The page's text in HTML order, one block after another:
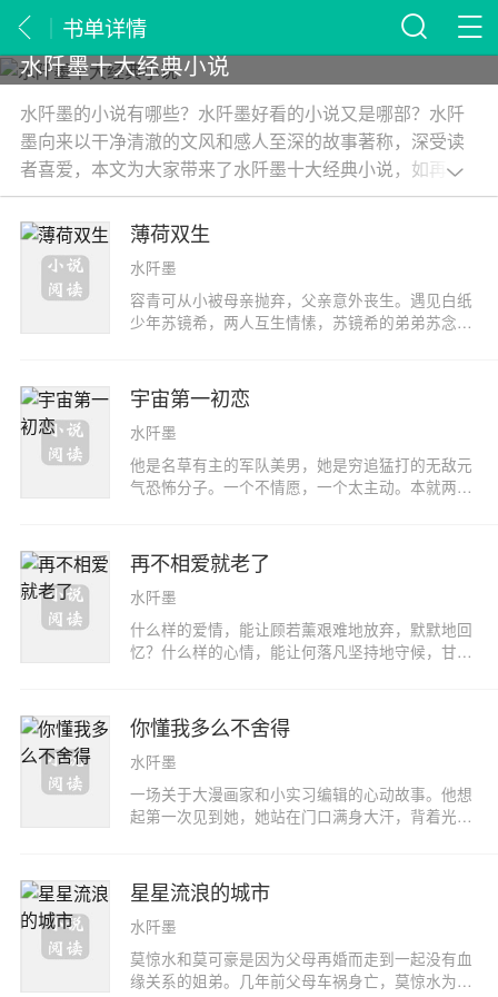
书单详情
水阡墨十大经典小说
水阡墨的小说有哪些？水阡墨好看的小说又是哪部？水阡
墨向来以干净清澈的文风和感人至深的故事著称，深受读
者喜爱，本文为大家带来了水阡墨十大经典小说，如再不
相爱就老了、我的奇妙男友、不配等等，这份水阡墨小说
推荐中你看过的小说有哪些呢？
薄荷双生
水阡墨
容青可从小被母亲抛弃，父亲意外丧生。遇见白纸
少年苏镜希，两人互生情愫，苏镜希的弟弟苏念喜
友陶林织也彻底的背叛……其实我不太会说故事，
也不太会用文字很好地表达自己。我不知道这么
说，会不会被人认为是在装模作样，而墨小兔会不
会后悔把这么重要的序言交给一个文字水平不太高
的人写——哇咔咔，后悔也来不及了！墨小兔喜欢
的文章类型和我喜欢的很像，比如我们都记得很久
扎着走下去的属于少年的夏天。不过以美好的少年
和压抑的少女为起点，墨小兔已经开始走向更远的
地方了。
宇宙第一初恋
水阡墨
他是名草有主的军队美男，她是穷追猛打的无敌元
气恐怖分子。一个不情愿，一个太主动。本就两不
挖开他那千年铜铸臭硬大墙角。他问，是我运气太
好了？她笑，是你太倒霉。他束手就擒，她满载而
归。
再不相爱就老了
水阡墨
什么样的爱情，能让顾若薰艰难地放弃，默默地回
忆？什么样的心情，能让何落凡坚持地守候，甘心
不想不问不提及，偶尔一次跳出来，心还是会一
紧， 那些拥有过的、感动过的曾经，真的再也找不
回了吗？
你懂我多么不舍得
水阡墨
一场关于大漫画家和小实习编辑的心动故事。他想
起第一次见到她，她站在门口满身大汗，背着光，
他微笑。你情我愿，那便是爱情最初的模样了。如
果一切停留在最初，那该有多好……原来以为白薯
是赶画稿赶得发神经，随便来扯皮的。她的消息确
实没有他灵通，他们那个漫画家圈子彼此都熟悉，
所以一点风吹草动就知道得很清楚。没想到那个人
星星流浪的城市
水阡墨
莫惊水和莫可豪是因为父母再婚而走到一起没有血
缘关系的姐弟。几年前父母车祸身亡，莫惊水为了